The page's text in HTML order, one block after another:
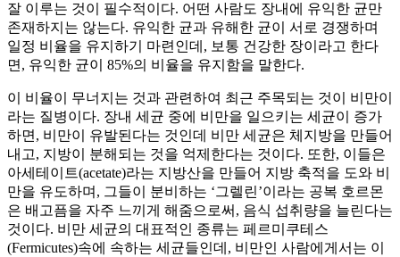
잘 이루는 것이 필수적이다. 어떤 사람도 장내에 유익한 균만
존재하지는 않는다. 유익한 균과 유해한 균이 서로 경쟁하며
일정 비율을 유지하기 마련인데, 보통 건강한 장이라고 한다
면, 유익한 균이 85%의 비율을 유지함을 말한다.
이 비율이 무너지는 것과 관련하여 최근 주목되는 것이 비만이
라는 질병이다. 장내 세균 중에 비만을 일으키는 세균이 증가
하면, 비만이 유발된다는 것인데 비만 세균은 체지방을 만들어
내고, 지방이 분해되는 것을 억제한다는 것이다. 또한, 이들은
아세테이트(acetate)라는 지방산을 만들어 지방 축적을 도와 비
만을 유도하며, 그들이 분비하는 ‘그렐린’이라는 공복 호르몬
은 배고픔을 자주 느끼게 해줌으로써, 음식 섭취량을 늘린다는
것이다. 비만 세균의 대표적인 종류는 페르미쿠테스
(Fermicutes)속에 속하는 세균들인데, 비만인 사람에게서는 이